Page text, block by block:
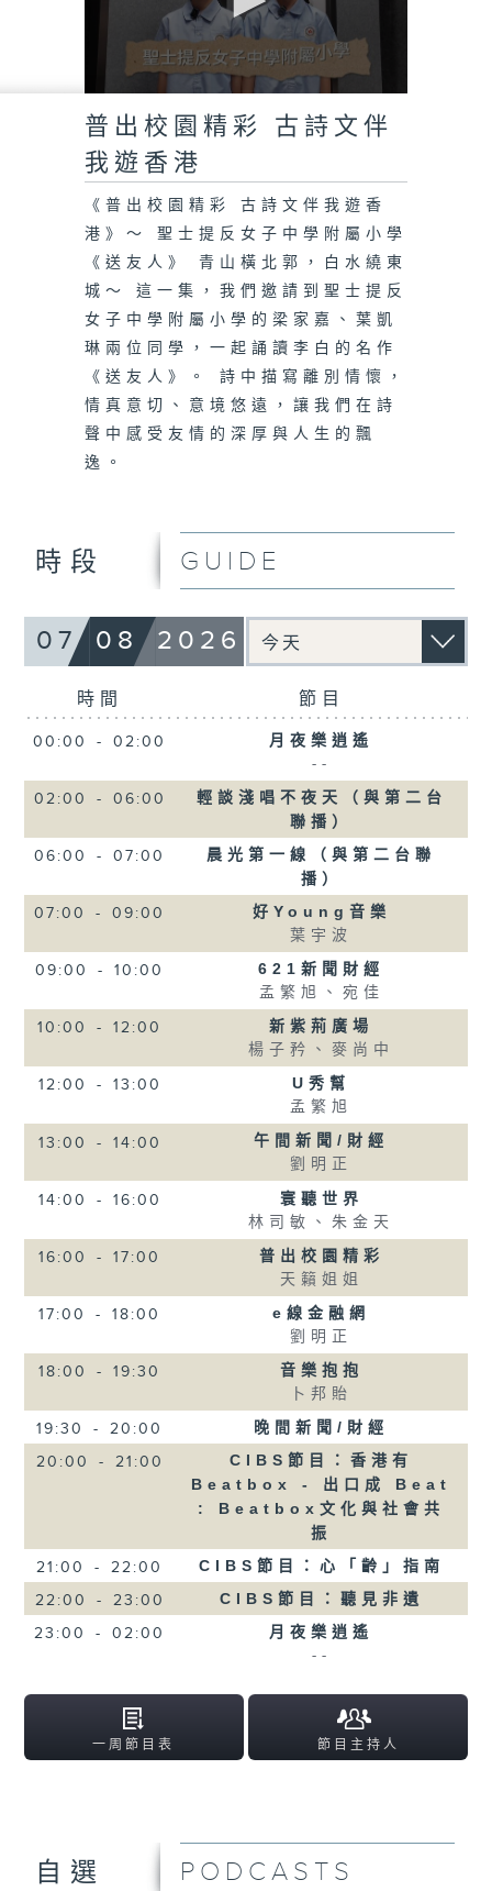
seconds
of
0
seconds
普出校園精彩 古詩文伴
我遊香港
《普出校園精彩 古詩文伴我遊香
港》～ 聖士提反女子中學附屬小學
《送友人》 青山橫北郭，白水繞東
城～ 這一集，我們邀請到聖士提反
女子中學附屬小學的梁家嘉、葉凱
琳兩位同學，一起誦讀李白的名作
《送友人》。 詩中描寫離別情懷，
情真意切、意境悠遠，讓我們在詩
聲中感受友情的深厚與人生的飄
逸。
時段 GUIDE
07 08 2026
時間 節目
00:00 - 02:00
月夜樂逍遙
--
02:00 - 06:00
輕談淺唱不夜天（與第二台
聯播）
06:00 - 07:00
晨光第一線（與第二台聯
播）
07:00 - 09:00
好Young音樂
葉宇波
09:00 - 10:00
621新聞財經
孟繁旭、宛佳
10:00 - 12:00
新紫荊廣場
楊子矜、麥尚中
12:00 - 13:00
U秀幫
孟繁旭
13:00 - 14:00
午間新聞/財經
劉明正
14:00 - 16:00
寰聽世界
林司敏、朱金天
16:00 - 17:00
普出校園精彩
天籟姐姐
17:00 - 18:00
e線金融網
劉明正
18:00 - 19:30
音樂抱抱
卜邦貽
19:30 - 20:00 晚間新聞/財經
20:00 - 21:00
CIBS節目：香港有
Beatbox - 出口成 Beat
: Beatbox文化與社會共
振
21:00 - 22:00 CIBS節目：心「齡」指南
22:00 - 23:00 CIBS節目：聽見非遺
23:00 - 02:00
月夜樂逍遙
--
一周節目表 節目主持人
自選 PODCASTS